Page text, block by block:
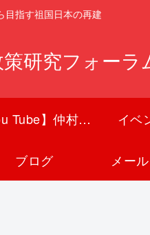
目指す祖国日本の再建
研究フォーラ
【You Tube】仲村覚チャンネル イベ
ブログ メー